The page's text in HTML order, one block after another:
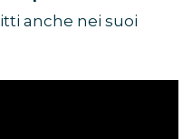
anche nei suoi